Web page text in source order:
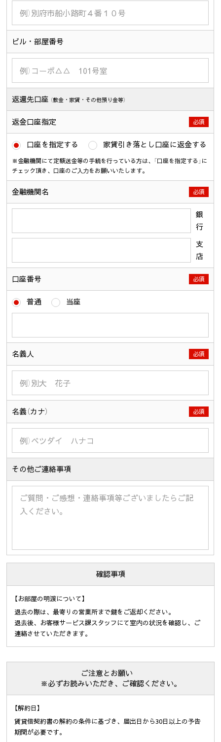
ビル・部屋番号
返還先口座 （敷金・家賃・その他預り金等）
返金口座指定 必須
口座を指定する 家賃引き落とし口座に返金する
※金融機関にて定額送金等の手続を行っている方は、「口座を指定する」に
チェック頂き、口座のご入力をお願いいたします。
金融機関名 必須
銀
行
支
店
口座番号 必須
普通 当座
名義人 必須
名義（カナ） 必須
その他ご連絡事項
確認事項
【お部屋の明渡について】
退去の際は、最寄りの営業所まで鍵をご返却ください。
退去後、お客様サービス課スタッフにて室内の状況を確認し、ご
連絡させていただきます。
ご注意とお願い
※必ずお読みいただき、ご確認ください。
【解約日】
賃貸借契約書の解約の条件に基づき、届出日から30日以上の予告
期間が必要です。